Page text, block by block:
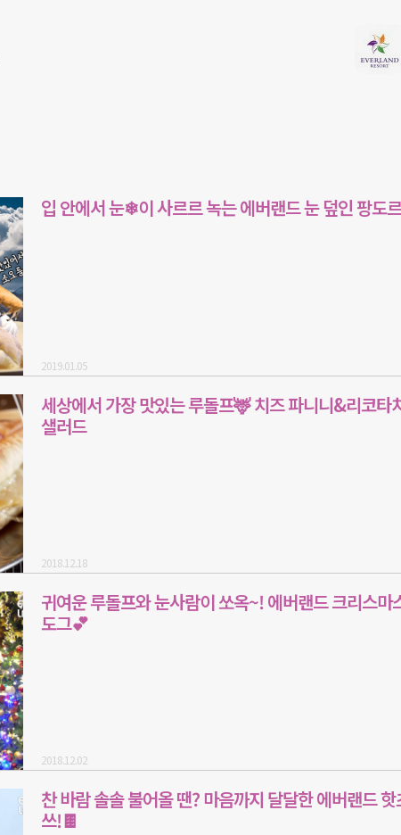
입 안에서 눈❄이 사르르 녹는 에버랜드 눈 덮인 팡도르
2019.01.05
세상에서 가장 맛있는 루돌프🦌 치즈 파니니&리코타
샐러드
2018.12.18
귀여운 루돌프와 눈사람이 쏘옥~! 에버랜드 크리스마
도그💕
2018.12.02
찬 바람 솔솔 불어올 땐? 마음까지 달달한 에버랜드
쓰!🍫